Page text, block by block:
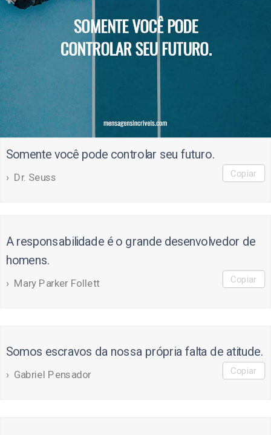
Somente você pode controlar seu futuro.
Dr. Seuss Copiar
A responsabilidade é o grande desenvolvedor de
homens.
Mary Parker Follett Copiar
Somos escravos da nossa própria falta de atitude.
Gabriel Pensador Copiar